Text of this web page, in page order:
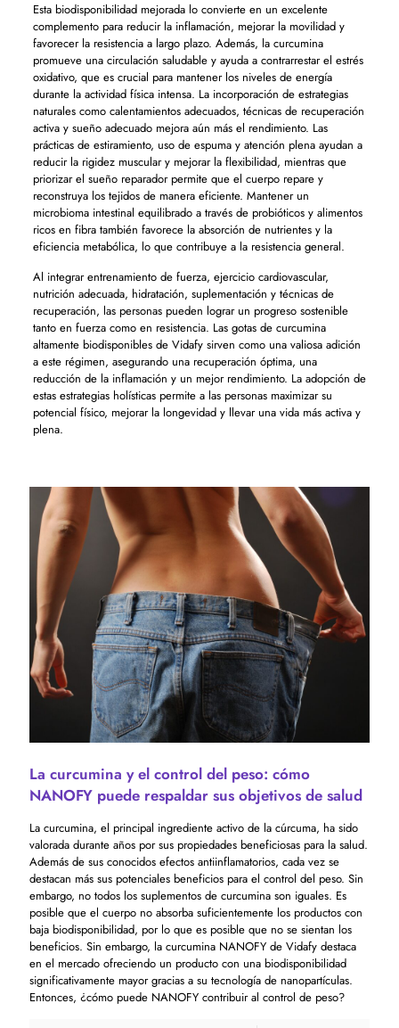
Esta biodisponibilidad mejorada lo convierte en un excelente
complemento para reducir la inflamación, mejorar la movilidad y
favorecer la resistencia a largo plazo. Además, la curcumina
promueve una circulación saludable y ayuda a contrarrestar el estrés
oxidativo, que es crucial para mantener los niveles de energía
durante la actividad física intensa. La incorporación de estrategias
naturales como calentamientos adecuados, técnicas de recuperación
activa y sueño adecuado mejora aún más el rendimiento. Las
prácticas de estiramiento, uso de espuma y atención plena ayudan a
reducir la rigidez muscular y mejorar la flexibilidad, mientras que
priorizar el sueño reparador permite que el cuerpo repare y
reconstruya los tejidos de manera eficiente. Mantener un
microbioma intestinal equilibrado a través de probióticos y alimentos
ricos en fibra también favorece la absorción de nutrientes y la
eficiencia metabólica, lo que contribuye a la resistencia general.
Al integrar entrenamiento de fuerza, ejercicio cardiovascular,
nutrición adecuada, hidratación, suplementación y técnicas de
recuperación, las personas pueden lograr un progreso sostenible
tanto en fuerza como en resistencia. Las gotas de curcumina
altamente biodisponibles de Vidafy sirven como una valiosa adición
a este régimen, asegurando una recuperación óptima, una
reducción de la inflamación y un mejor rendimiento. La adopción de
estas estrategias holísticas permite a las personas maximizar su
potencial físico, mejorar la longevidad y llevar una vida más activa y
plena.
La curcumina y el control del peso: cómo
NANOFY puede respaldar sus objetivos de salud
La curcumina, el principal ingrediente activo de la cúrcuma, ha sido
valorada durante años por sus propiedades beneficiosas para la salud.
Además de sus conocidos efectos antiinflamatorios, cada vez se
destacan más sus potenciales beneficios para el control del peso. Sin
embargo, no todos los suplementos de curcumina son iguales. Es
posible que el cuerpo no absorba suficientemente los productos con
baja biodisponibilidad, por lo que es posible que no se sientan los
beneficios. Sin embargo, la curcumina NANOFY de Vidafy destaca
en el mercado ofreciendo un producto con una biodisponibilidad
significativamente mayor gracias a su tecnología de nanopartículas.
Entonces, ¿cómo puede NANOFY contribuir al control de peso?